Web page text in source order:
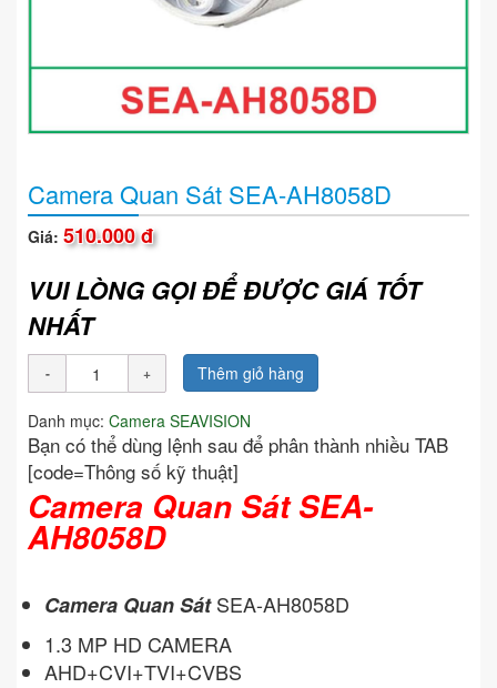
Camera Quan Sát SEA-AH8058D
Giá: 510.000 đ
VUI LÒNG GỌI ĐỂ ĐƯỢC GIÁ TỐT
NHẤT
Thêm giỏ hàng
Danh mục: Camera SEAVISION
Bạn có thể dùng lệnh sau để phân thành nhiều TAB
[code=Thông số kỹ thuật]
Camera Quan Sát SEA-
AH8058D
Camera Quan SátSEA-AH8058D
1.3 MP HD CAMERA
AHD+CVI+TVI+CVBS